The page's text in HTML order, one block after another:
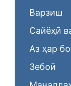
Варзиш
Сайёҳӣ
Аз ҳар
Зебоӣ